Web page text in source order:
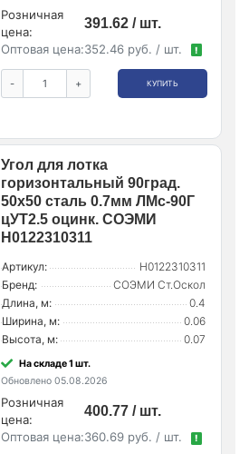
Розничная
цена:
391.62 / шт.
Оптовая цена:352.46 руб. / шт. !
- + КУПИТЬ
Угол для лотка
горизонтальный 90град.
50х50 сталь 0.7мм ЛМс-90Г
цУТ2.5 оцинк. СОЭМИ
Н0122310311
Артикул:
Н0122310311
Бренд:
СОЭМИ Ст.Оскол
Длина, м:
0.4
Ширина, м:
0.06
Высота, м:
0.07
На складе 1 шт.
Обновлено 05.08.2026
Розничная
цена:
400.77 / шт.
Оптовая цена:360.69 руб. / шт. !